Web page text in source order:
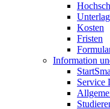
Kosten
Fristen
Information
Service